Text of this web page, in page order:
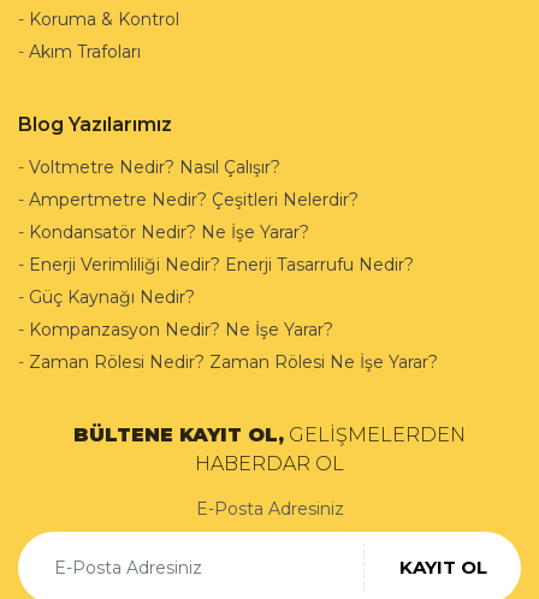
- Koruma & Kontrol
- Akım Trafoları
Blog Yazılarımız
- Voltmetre Nedir? Nasıl Çalışır?
- Ampertmetre Nedir? Çeşitleri Nelerdir?
- Kondansatör Nedir? Ne İşe Yarar?
- Enerji Verimliliği Nedir? Enerji Tasarrufu Nedir?
- Güç Kaynağı Nedir?
- Kompanzasyon Nedir? Ne İşe Yarar?
- Zaman Rölesi Nedir? Zaman Rölesi Ne İşe Yarar?
BÜLTENE KAYIT OL, GELİŞMELERDEN
HABERDAR OL
E-Posta Adresiniz
KAYIT OL